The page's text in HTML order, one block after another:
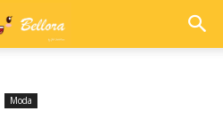
Moda